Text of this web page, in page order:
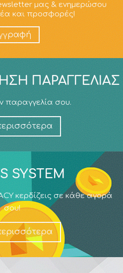
μας & ενημερώσου
και προσφορές!
ΠΑΡΑΓΓΕΛΊΑΣ
παραγγελία σου.
SYSTEM
κερδίζεις σε κάθε αγορά
σου!